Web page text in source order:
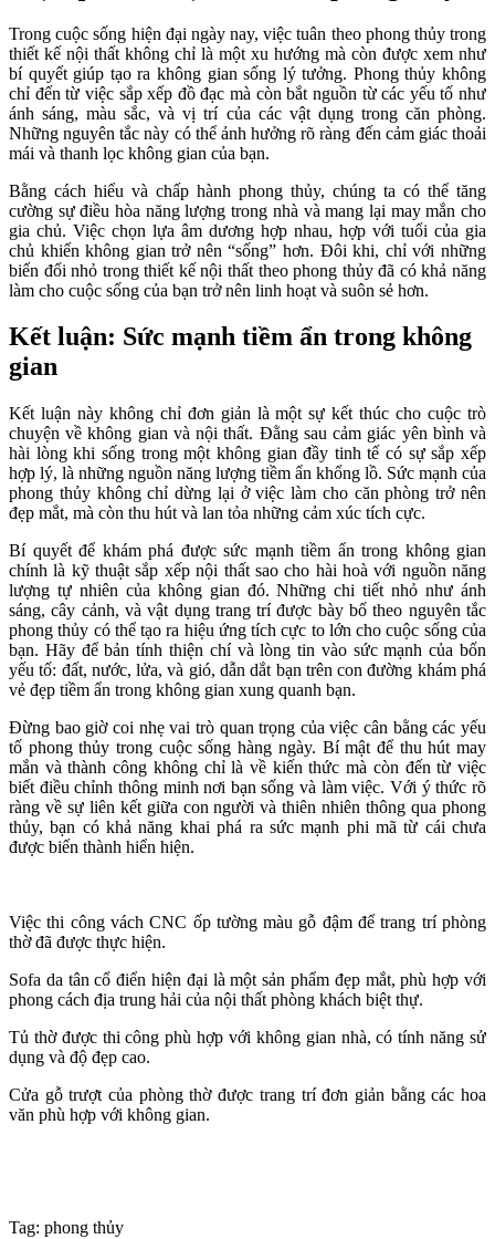
Trong cuộc sống hiện đại ngày nay, việc tuân theo phong thủy trong
thiết kế nội thất không chỉ là một xu hướng mà còn được xem như
bí quyết giúp tạo ra không gian sống lý tưởng. Phong thủy không
chỉ đến từ việc sắp xếp đồ đạc mà còn bắt nguồn từ các yếu tố như
ánh sáng, màu sắc, và vị trí của các vật dụng trong căn phòng.
Những nguyên tắc này có thể ảnh hưởng rõ ràng đến cảm giác thoải
mái và thanh lọc không gian của bạn.
Bằng cách hiểu và chấp hành phong thủy, chúng ta có thể tăng
cường sự điều hòa năng lượng trong nhà và mang lại may mắn cho
gia chủ. Việc chọn lựa âm dương hợp nhau, hợp với tuổi của gia
chủ khiến không gian trở nên “sống” hơn. Đôi khi, chỉ với những
biến đổi nhỏ trong thiết kế nội thất theo phong thủy đã có khả năng
làm cho cuộc sống của bạn trở nên linh hoạt và suôn sẻ hơn.
Kết luận: Sức mạnh tiềm ẩn trong không
gian
Kết luận này không chỉ đơn giản là một sự kết thúc cho cuộc trò
chuyện về không gian và nội thất. Đằng sau cảm giác yên bình và
hài lòng khi sống trong một không gian đầy tinh tế có sự sắp xếp
hợp lý, là những nguồn năng lượng tiềm ẩn khổng lồ. Sức mạnh của
phong thủy không chỉ dừng lại ở việc làm cho căn phòng trở nên
đẹp mắt, mà còn thu hút và lan tỏa những cảm xúc tích cực.
Bí quyết để khám phá được sức mạnh tiềm ẩn trong không gian
chính là kỹ thuật sắp xếp nội thất sao cho hài hoà với nguồn năng
lượng tự nhiên của không gian đó. Những chi tiết nhỏ như ánh
sáng, cây cảnh, và vật dụng trang trí được bày bố theo nguyên tắc
phong thủy có thể tạo ra hiệu ứng tích cực to lớn cho cuộc sống của
bạn. Hãy để bản tính thiện chí và lòng tin vào sức mạnh của bốn
yếu tố: đất, nước, lửa, và gió, dẫn dắt bạn trên con đường khám phá
vẻ đẹp tiềm ẩn trong không gian xung quanh bạn.
Đừng bao giờ coi nhẹ vai trò quan trọng của việc cân bằng các yếu
tố phong thủy trong cuộc sống hàng ngày. Bí mật để thu hút may
mắn và thành công không chỉ là về kiến ​​thức mà còn đến từ việc
biết điều chỉnh thông minh nơi bạn sống và làm việc. Với ý thức rõ
ràng về sự liên kết giữa con người và thiên nhiên thông qua phong
thủy, bạn có khả năng khai phá ra sức mạnh phi mã từ cái chưa
được biến thành hiển hiện.
Việc thi công vách CNC ốp tường màu gỗ đậm để trang trí phòng
thờ đã được thực hiện.
Sofa da tân cổ điển hiện đại là một sản phẩm đẹp mắt, phù hợp với
phong cách địa trung hải của nội thất phòng khách biệt thự.
Tủ thờ được thi công phù hợp với không gian nhà, có tính năng sử
dụng và độ đẹp cao.
Cửa gỗ trượt của phòng thờ được trang trí đơn giản bằng các hoa
văn phù hợp với không gian.
Tag: phong thủy